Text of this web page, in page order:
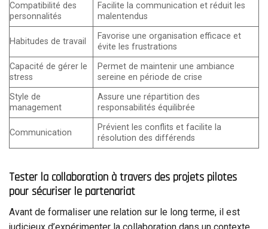
Compatibilité des
personnalités
Facilite la communication et réduit les
malentendus
Habitudes de travail
Favorise une organisation efficace et
évite les frustrations
Capacité de gérer le
stress
Permet de maintenir une ambiance
sereine en période de crise
Style de
management
Assure une répartition des
responsabilités équilibrée
Communication
Prévient les conflits et facilite la
résolution des différends
Tester la collaboration à travers des projets pilotes
pour sécuriser le partenariat
Avant de formaliser une relation sur le long terme, il est